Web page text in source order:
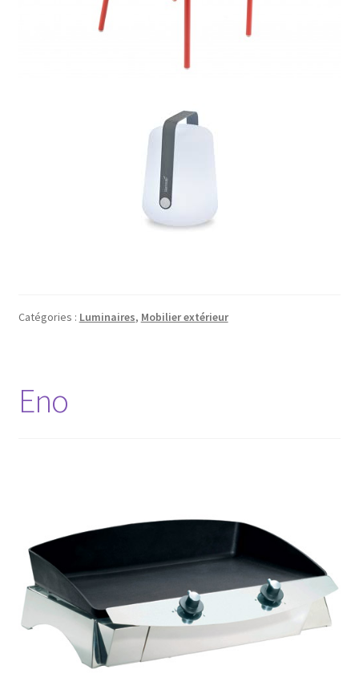
Catégories : Luminaires, Mobilier extérieur
Eno